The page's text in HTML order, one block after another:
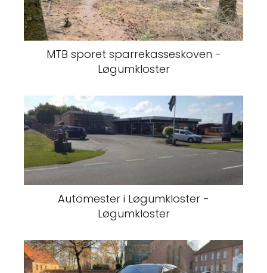
MTB sporet sparrekasseskoven -
Løgumkloster
Automester i Løgumkloster -
Løgumkloster